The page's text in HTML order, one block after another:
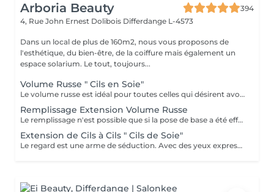
Arboria Beauty
394
4, Rue John Ernest Dolibois Differdange L-4573
Dans un local de plus de 160m2, nous vous proposons de
l'esthétique, du bien-être, de la coiffure mais également un
espace solarium. Le tout, toujours...
Volume Russe " Cils en Soie"
Le volume russe est idéal pour toutes celles qui désirent avoir un regard dessiné et des cils volumineux. De plus, pour celles qui utilisent du mascara quotidiennement, cette pose d'extensions leur fera gagner beaucoup de temps le matin au réveil avec un regard ouvert dès les premières heures. Sur le long terme, les extensions de cils ajoutées à l'utilisation des produits permettant de nourrir et de prendre soin des cils contribueront ensemble à préserver et rendre les cils naturels encore plus beaux et plus forts. L'autre avantage de la technique du volume russe c'est qu'elle permet d'éviter l'effet « yeux de panda » causé par l'écoulement du mascara dans diverses situations : temps humide, yeux larmoyants, visage transpirant, piscine, sauna
Remplissage Extension Volume Russe
Le remplissage n'est possible que si la pose de base a été effectué dans notre institut Lors de votre 1ere pose, un protocole d'entretien de vos cils vous a été proposé et expliqué. Si l'état de vos cils ne rend pas possible le remplissage dû au non respect de notre protocole, nous nous réservons le droit de ne pas effectuer le remplissage et de vous proposer une nouvelle pose complète. Cela dans le but d'assurer notre qualité de résultat.
Extension de Cils à Cils " Cils de Soie"
Le regard est une arme de séduction. Avec des yeux expressifs, quelques minutes suffisent à séduire, fasciner, envouter celui ou celle qui les croise. L'extension de cils est la toute dernière tendance beauté pour mettre votre regard en valeur. Cette méthode est la solution qui permet d'intensifier et de rendre les yeux plus attractifs, en allongeant, courbant et volumisant votre frange naturelle. Fini l'application contraignante de mascara au quotidien ou des franges de faux cils pour avoir un regard captivant ! Cette prestation consiste à coller des cils en soie sur les cils naturels, afin d'augmenter le volume et la longueur des cils. Sans contact avec l'épiderme et totalement indolore, les extensions de cils restent collées sur le cil naturel, jusqu'à ce que celui-ci tombe quand il est en fin de cycle de vie. Nous vous conseillerons au mieux pour le succès de la pose en fonction de vos propres cils et du résultat souhaité, sophistiqué ou naturel. Un bon entretien à la maison garantit également une meilleure tenue des extensions !